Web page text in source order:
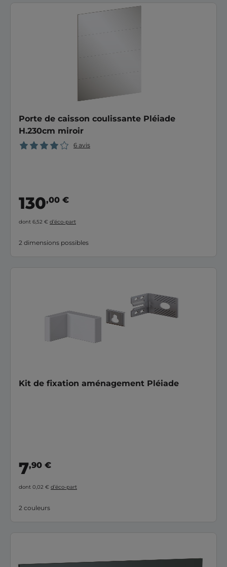
Porte de caisson coulissante Pléiade
H.230cm miroir
6 avis
130,00 €
dont 6,52 € d’éco-part
2 dimensions possibles
Kit de fixation aménagement Pléiade
7,90 €
dont 0,02 € d’éco-part
2 couleurs